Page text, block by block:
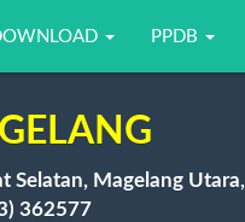
PPDB
Selatan, Magelang Utara,
362577